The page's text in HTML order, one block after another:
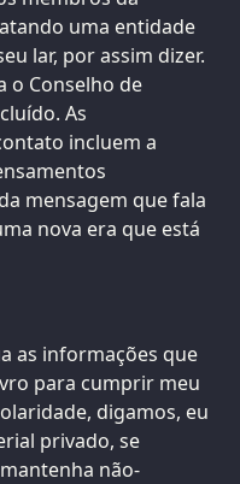
uma entidade
lar, por assim dizer.
o Conselho de
As
incluem a
mensagem que fala
nova era que está
as informações que
para cumprir meu
digamos, eu
privado, se
não-